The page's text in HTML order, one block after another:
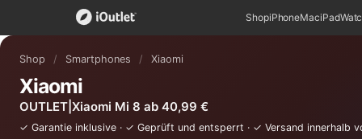
ShopiPhoneMaciPad
Shop / Smartphones / Xiaomi
Xiaomi
OUTLET|Xiaomi Mi 8 ab 40,99 €
✓ Garantie inklusive · ✓ Geprüft und entsperrt · ✓ Versand innerhalb